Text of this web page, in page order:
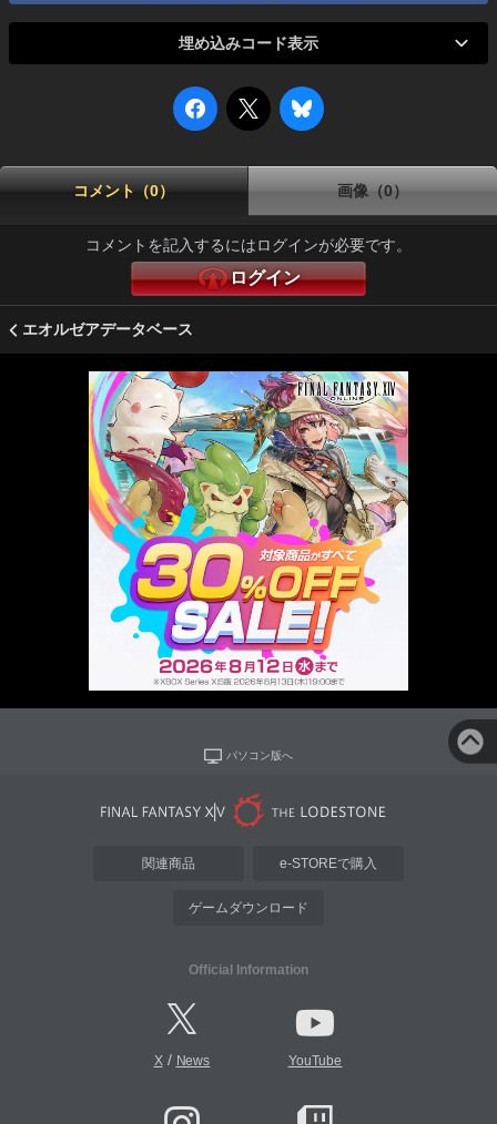
埋め込みコード表示
コメント（0） 画像（0）
コメントを記入するにはログインが必要です。
ログイン
エオルゼアデータベース
パソコン版へ
関連商品 e-STOREで購入
ゲームダウンロード
Official Information
X/ News YouTube